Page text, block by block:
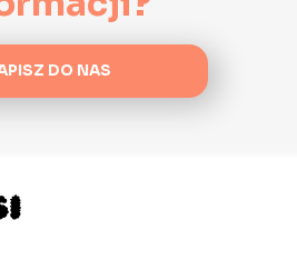
DO NAS